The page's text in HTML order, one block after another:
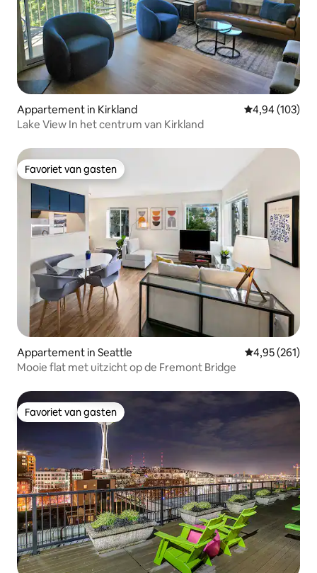
Appartement in Kirkland Gemiddelde
4,94 (103)
Lake View In het centrum van Kirkland
Favoriet van gasten
Favoriet van gasten
Appartement in Seattle Gemiddelde
4,95 (261)
Mooie flat met uitzicht op de Fremont Bridge
Favoriet van gasten
Favoriet van gasten